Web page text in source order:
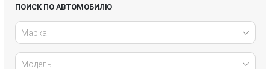
Honda
ПОИСК ПО АВТОМОБИЛЮ
Марка
Модель